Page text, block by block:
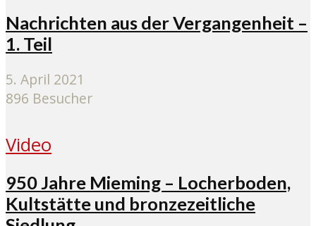
Nachrichten aus der Vergangenheit –
1. Teil
5. April 2021
896 Besucher
Video
950 Jahre Mieming – Locherboden,
Kultstätte und bronzezeitliche